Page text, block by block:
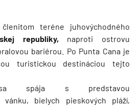
teréne juhovýchodného
republiky, naproti ostrovu
bariérou. Po Punta Cana je
turistickou destináciou tejto
spája s predstavou
bielych pieskových pláží,